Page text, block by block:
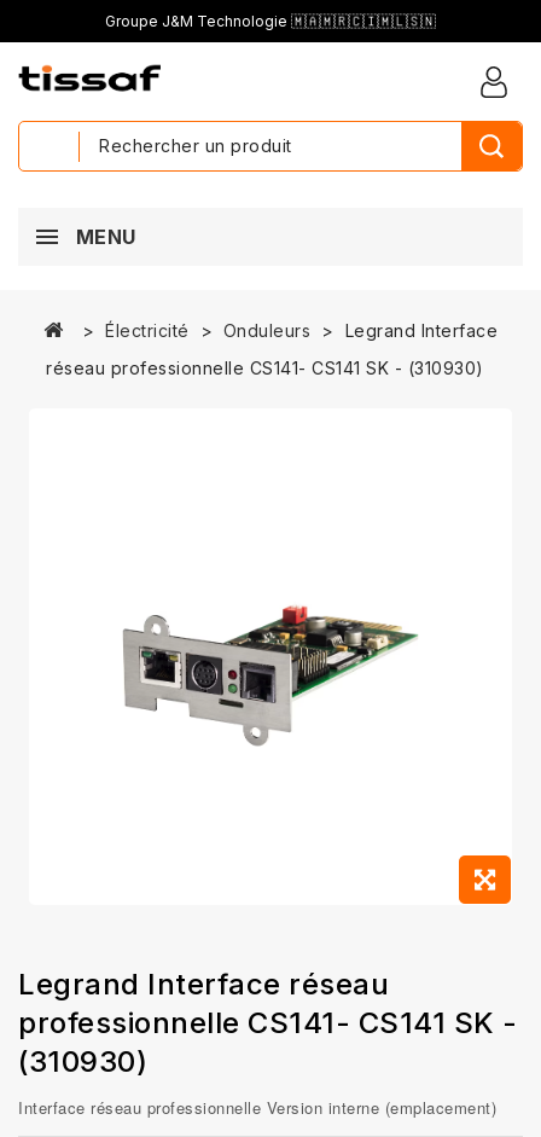
Groupe J&M Technologie 🇲🇦🇲🇷🇨🇮🇲🇱🇸🇳
MENU
Électricité Onduleurs
Legrand Interface
réseau professionnelle CS141- CS141 SK - (310930)
Legrand Interface réseau
professionnelle CS141- CS141 SK -
(310930)
Interface réseau professionnelle Version interne (emplacement)